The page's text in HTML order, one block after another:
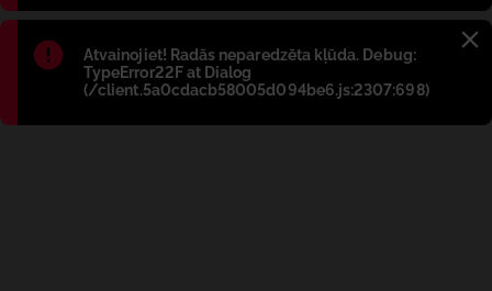
Błąd:
Atvainojiet! Radās neparedzēta kļūda. Debug:
TypeError22F at Dialog
(/client.5a0cdacb58005d094be6.js:2307:698)